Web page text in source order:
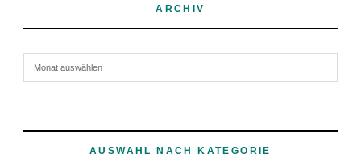
ARCHIV
AUSWAHL NACH KATEGORIE